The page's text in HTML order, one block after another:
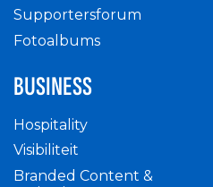
Supportersforum
Fotoalbums
BUSINESS
Hospitality
Visibiliteit
Branded Content &